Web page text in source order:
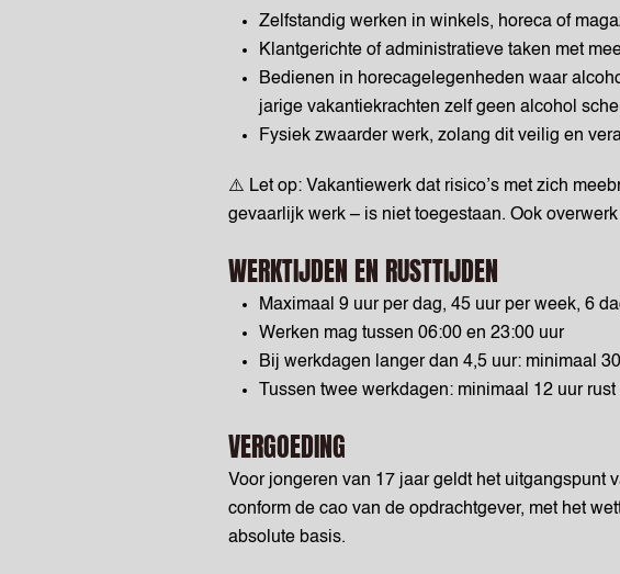
Zelfstandig werken in winkels, horeca of
Klantgerichte of administratieve taken met
Bedienen in horecagelegenheden waar
jarige vakantiekrachten zelf geen alcohol
Fysiek zwaarder werk, zolang dit veilig en
⚠️ Let op: Vakantiewerk dat risico’s met zich
gevaarlijk werk – is niet toegestaan. Ook
WERKTIJDEN EN RUSTTIJDEN
Maximaal 9 uur per dag, 45 uur per week, 6
Werken mag tussen 06:00 en 23:00 uur
Bij werkdagen langer dan 4,5 uur: minimaal
Tussen twee werkdagen: minimaal 12 uur rust
VERGOEDING
Voor jongeren van 17 jaar geldt het uitgangspunt
conform de cao van de opdrachtgever, met het
absolute basis.